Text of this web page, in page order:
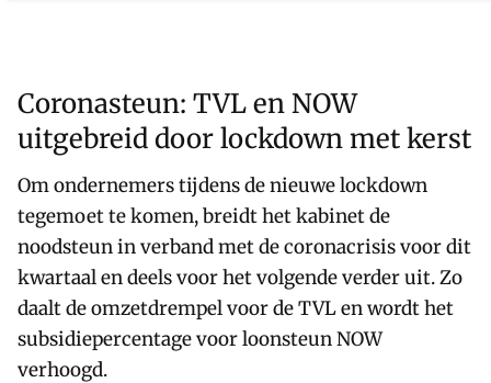
Coronasteun: TVL en NOW
uitgebreid door lockdown met kerst
Om ondernemers tijdens de nieuwe lockdown
tegemoet te komen, breidt het kabinet de
noodsteun in verband met de coronacrisis voor dit
kwartaal en deels voor het volgende verder uit. Zo
daalt de omzetdrempel voor de TVL en wordt het
subsidiepercentage voor loonsteun NOW
verhoogd.